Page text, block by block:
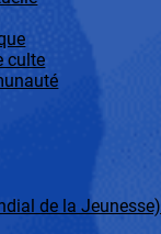
culte
de la Jeunesse)